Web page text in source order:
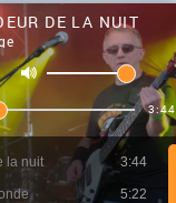
DE LA NUIT
3:44
la nuit 3:44
5:22